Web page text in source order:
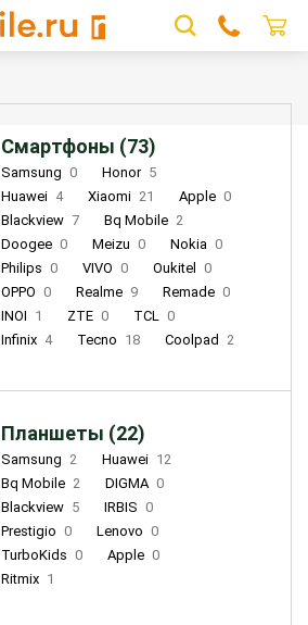
Смартфоны (73)
Samsung 0 Honor 5
Huawei 4 Xiaomi 21 Apple 0
Blackview 7 Bq Mobile 2
Doogee 0 Meizu 0 Nokia 0
Philips 0 VIVO 0 Oukitel
0
OPPO 0 Realme 9 Remade 0
INOI 1 ZTE 0 TCL 0
Infinix 4 Tecno 18 Coolpad 2
Планшеты (22)
Samsung 2 Huawei 12
Bq Mobile 2 DIGMA 0
Blackview 5 IRBIS 0
Prestigio 0 Lenovo 0
TurboKids 0 Apple 0
Ritmix 1